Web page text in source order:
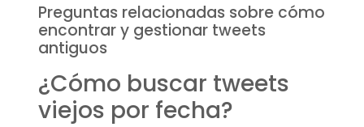
Preguntas relacionadas sobre cómo
encontrar y gestionar tweets
antiguos
¿Cómo buscar tweets
viejos por fecha?